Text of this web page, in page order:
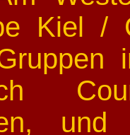
Kiel /